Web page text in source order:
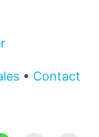
• Contact